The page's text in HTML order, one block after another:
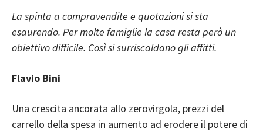
La spinta a compravendite e quotazioni si sta
esaurendo. Per molte famiglie la casa resta però un
obiettivo difficile. Così si surriscaldano gli affitti.
Flavio Bini
Una crescita ancorata allo zerovirgola, prezzi del
carrello della spesa in aumento ad erodere il potere di